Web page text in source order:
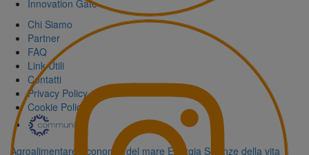
Innovation Gate
Chi Siamo
Partner
FAQ
Link Utili
Contatti
Privacy Policy
Cookie Policy
Agroalimentare Economia del mare Energia Scienze della vita